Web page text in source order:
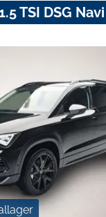
TSI DSG